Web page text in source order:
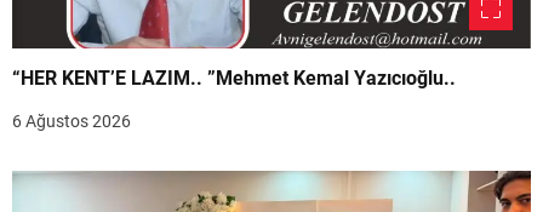
“HER KENT’E LAZIM.. ”Mehmet Kemal Yazıcıoğlu..
6 Ağustos 2026